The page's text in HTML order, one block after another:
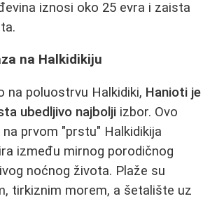
iznosi oko 25 evra i zaista
na Halkidikiju
na poluostrvu Halkidiki, Hanioti je
ubedljivo najbolji izbor. Ovo
prvom "prstu" Halkidikija
između mirnog porodičnog
noćnog života. Plaže su
tirkiznim morem, a šetalište uz